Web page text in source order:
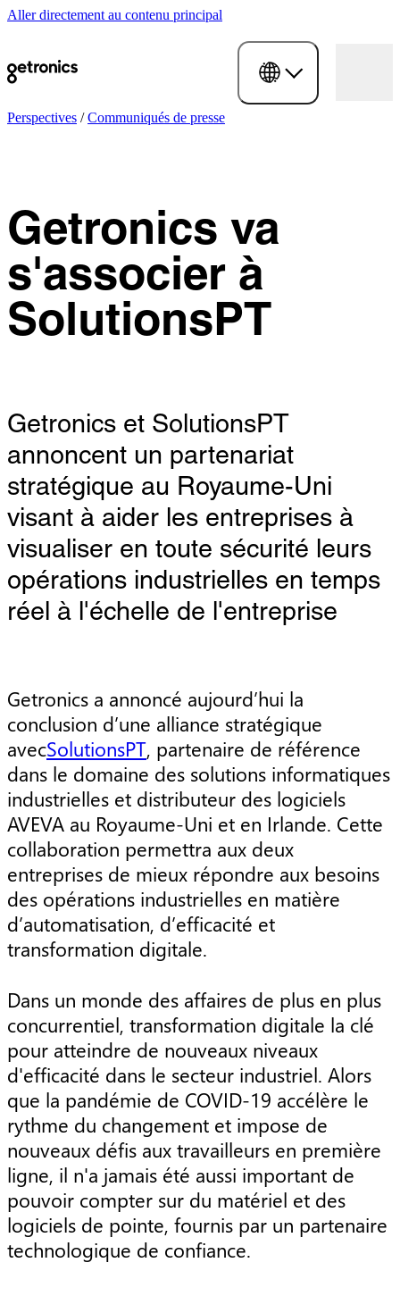
Aller directement au contenu principal
Perspectives /Communiqués de presse
Getronics va
s'associer à
SolutionsPT
Getronics et SolutionsPT
annoncent un partenariat
stratégique au Royaume-Uni
visant à aider les entreprises à
visualiser en toute sécurité leurs
opérations industrielles en temps
réel à l'échelle de l'entreprise
Getronics a annoncé aujourd’hui la
conclusion d’une alliance stratégique
avecSolutionsPT, partenaire de référence
dans le domaine des solutions informatiques
industrielles et distributeur des logiciels
AVEVA au Royaume-Uni et en Irlande. Cette
collaboration permettra aux deux
entreprises de mieux répondre aux besoins
des opérations industrielles en matière
d’automatisation, d’efficacité et
transformation digitale.
Dans un monde des affaires de plus en plus
concurrentiel, transformation digitale la clé
pour atteindre de nouveaux niveaux
d'efficacité dans le secteur industriel. Alors
que la pandémie de COVID-19 accélère le
rythme du changement et impose de
nouveaux défis aux travailleurs en première
ligne, il n'a jamais été aussi important de
pouvoir compter sur du matériel et des
logiciels de pointe, fournis par un partenaire
technologique de confiance.